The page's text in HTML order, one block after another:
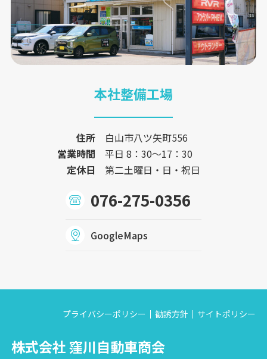
本社整備工場
住所
白山市八ツ矢町556
営業時間
平日 8：30〜17：30
定休日
第二土曜日・日・祝日
076-275-0356
GoogleMaps
プライバシーポリシー 勧誘方針 サイトポリシー
株式会社 窪川自動車商会